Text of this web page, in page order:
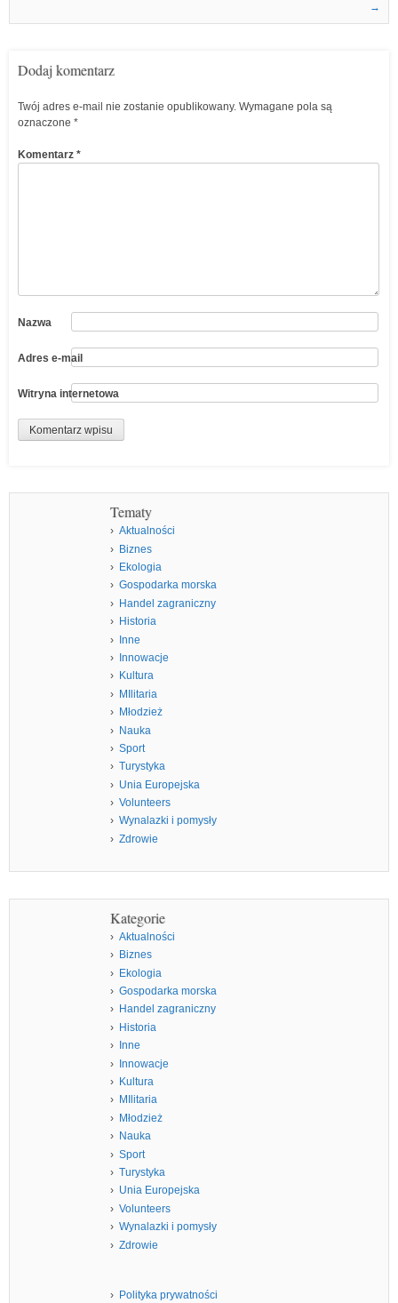
→
Dodaj komentarz
Twój adres e-mail nie zostanie opublikowany. Wymagane pola są
oznaczone *
Komentarz *
Nazwa
Adres e-mail
Witryna internetowa
Tematy
Aktualności
Biznes
Ekologia
Gospodarka morska
Handel zagraniczny
Historia
Inne
Innowacje
Kultura
MIlitaria
Młodzież
Nauka
Sport
Turystyka
Unia Europejska
Volunteers
Wynalazki i pomysły
Zdrowie
Kategorie
Aktualności
Biznes
Ekologia
Gospodarka morska
Handel zagraniczny
Historia
Inne
Innowacje
Kultura
MIlitaria
Młodzież
Nauka
Sport
Turystyka
Unia Europejska
Volunteers
Wynalazki i pomysły
Zdrowie
Polityka prywatności